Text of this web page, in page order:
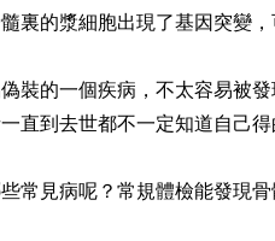
裏的漿細胞出現了基因突變
裝的一個疾病，不太容易被
直到去世都不一定知道自己得
常見病呢？常規體檢能發現